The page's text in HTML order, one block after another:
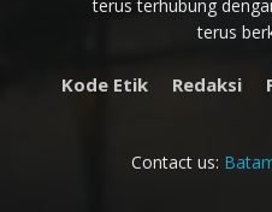
terus terhubung
terus
Kode Etik Redaksi
Contact us: